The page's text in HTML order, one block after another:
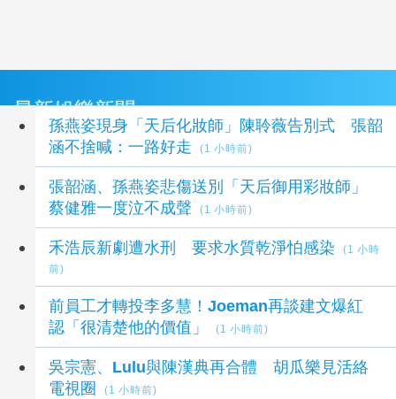
最新娛樂新聞
孫燕姿現身「天后化妝師」陳聆薇告別式 張韶
涵不捨喊：一路好走
(1 小時前)
張韶涵、孫燕姿悲傷送別「天后御用彩妝師」
蔡健雅一度泣不成聲
(1 小時前)
禾浩辰新劇遭水刑 要求水質乾淨怕感染
(1 小時
前)
前員工才轉投李多慧！Joeman再談建文爆紅
認「很清楚他的價值」
(1 小時前)
吳宗憲、Lulu與陳漢典再合體 胡瓜樂見活絡
電視圈
(1 小時前)